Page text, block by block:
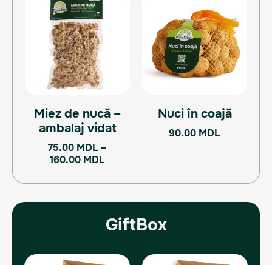
Miez de nucă –
ambalaj vidat
75.00 MDL –
160.00 MDL
160.00 MDL
produs
are
mai
multe
variații.
Opțiunile
fi
alese
în
pagina
Nuci în coajă
90.00 MDL
GiftBox
Prețul
Prețul
Prețul
Prețul